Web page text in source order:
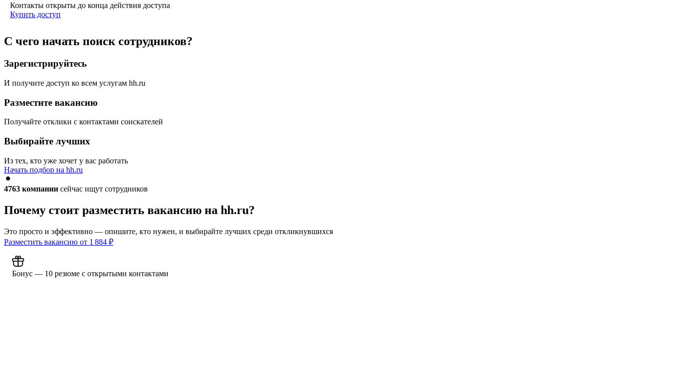
Контакты открыты до конца действия доступа
Купить доступ
С чего начать поиск сотрудников?
Зарегистрируйтесь
И получите доступ ко всем услугам hh.ru
Разместите вакансию
Получайте отклики с контактами соискателей
Выбирайте лучших
Из тех, кто уже хочет у вас работать
Начать подбор на hh.ru
4763 компании сейчас ищут сотрудников
Почему стоит разместить вакансию на hh.ru?
Это просто и эффективно — опишите, кто нужен, и выбирайте лучших среди откликнувшихся
Разместить вакансию от 1 884 ₽
Бонус — 10 резюме с открытыми контактами